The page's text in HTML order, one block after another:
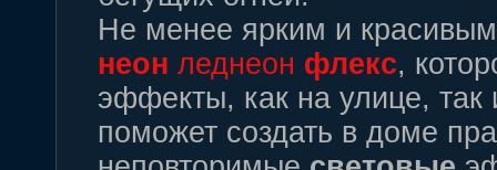
Не менее ярким и
неон леднеон флекс,
эффекты, как на улице,
поможет создать в доме